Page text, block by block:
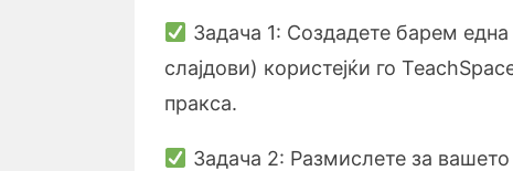
Задача 1: Создадете барем
слајдови) користејќи го
пракса.
Задача 2: Размислете за